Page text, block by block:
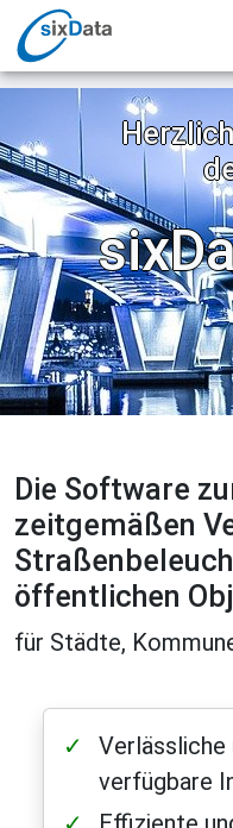
Die Software
zeitgemäßen
öffentlichen
für Städte,
verfügbare